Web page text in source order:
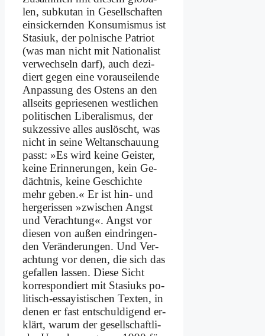
len, sub­ku­tan in Ge­sell­schaf­ten
ein­sickern­den Kon­su­mis­mus ist
Sta­si­uk, der pol­ni­sche Pa­tri­ot
(was man nicht mit Na­tio­na­list
ver­wech­seln darf), auch de­zi­
diert ge­gen ei­ne vor­aus­ei­len­de
An­pas­sung des Ostens an den
all­seits ge­prie­se­nen west­li­chen
po­li­ti­schen Li­be­ra­lis­mus, der
suk­zes­si­ve al­les aus­löscht, was
nicht in sei­ne Welt­an­schau­ung
passt: »Es wird kei­ne Gei­ster,
kei­ne Er­in­ne­run­gen, kein Ge­
dächt­nis, kei­ne Ge­schich­te
mehr ge­ben.« Er ist hin- und
her­ge­ris­sen »zwi­schen Angst
und Ver­ach­tung«. Angst vor
die­sen von au­ßen ein­drin­gen­
den Ver­än­de­run­gen. Und Ver­
ach­tung vor de­nen, die sich das
ge­fal­len las­sen. Die­se Sicht
kor­re­spon­diert mit Sta­si­uks po­
li­tisch-es­say­isti­schen Tex­ten, in
de­nen er fast ent­schul­di­gend er­
klärt, war­um der ge­sell­schaft­li­